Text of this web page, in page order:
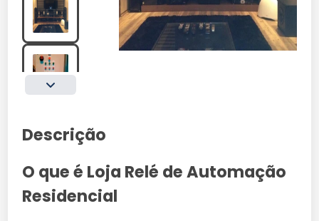
Descrição
O que é Loja Relé de Automação
Residencial